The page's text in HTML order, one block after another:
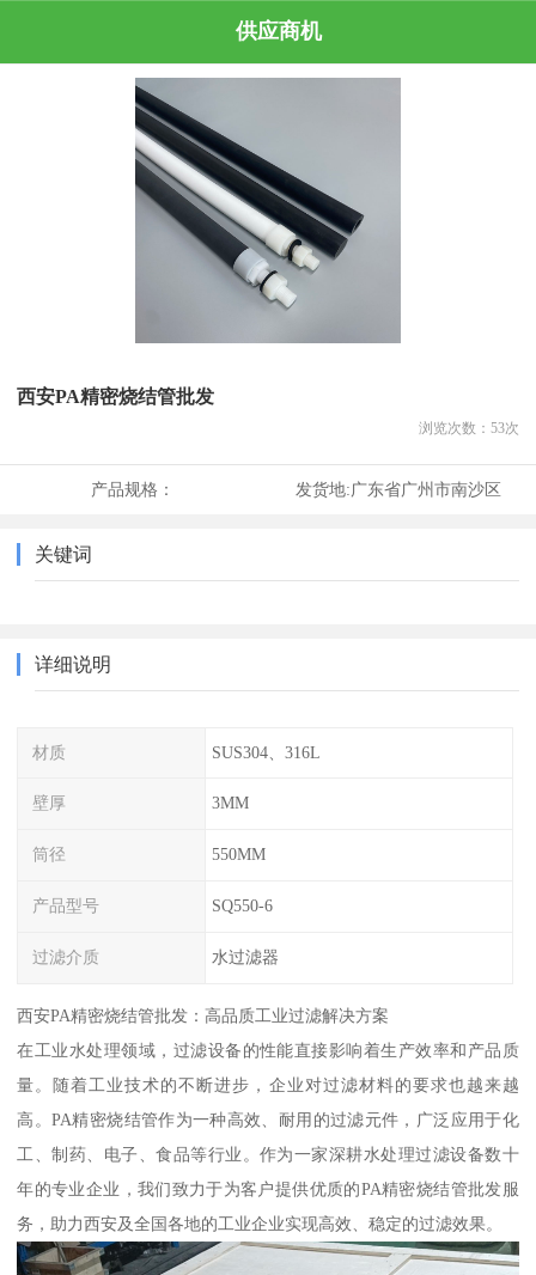
供应商机
西安PA精密烧结管批发
浏览次数： 53次
产品规格： 发货地:广东省广州市南沙区
关键词
详细说明
材质 SUS304、316L
壁厚 3MM
筒径 550MM
产品型号 SQ550-6
过滤介质 水过滤器
西安PA精密烧结管批发：高品质工业过滤解决方案
在工业水处理领域，过滤设备的性能直接影响着生产效率和产品质
量。随着工业技术的不断进步，企业对过滤材料的要求也越来越
高。PA精密烧结管作为一种高效、耐用的过滤元件，广泛应用于化
工、制药、电子、食品等行业。作为一家深耕水处理过滤设备数十
年的专业企业，我们致力于为客户提供优质的PA精密烧结管批发服
务，助力西安及全国各地的工业企业实现高效、稳定的过滤效果。